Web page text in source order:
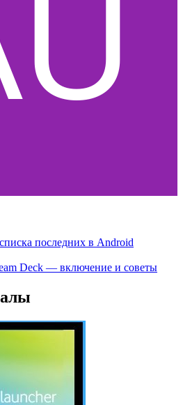
последних в Android
Deck — включение и советы